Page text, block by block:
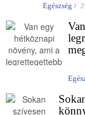
Egészség